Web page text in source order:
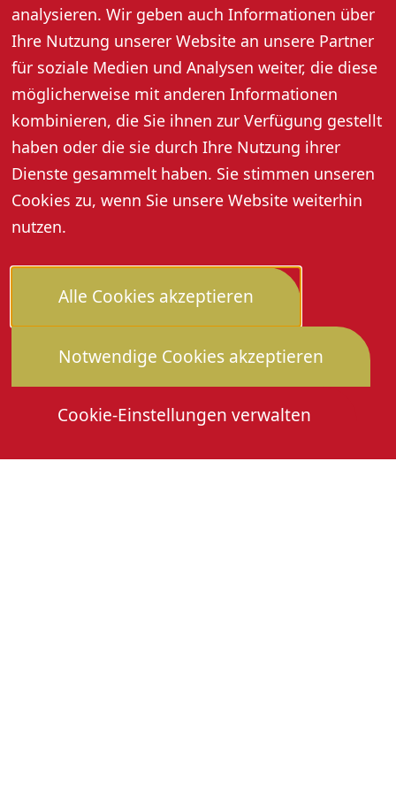
analysieren. Wir geben auch Informationen über
Ihre Nutzung unserer Website an unsere Partner
für soziale Medien und Analysen weiter, die diese
möglicherweise mit anderen Informationen
kombinieren, die Sie ihnen zur Verfügung gestellt
haben oder die sie durch Ihre Nutzung ihrer
Dienste gesammelt haben. Sie stimmen unseren
Cookies zu, wenn Sie unsere Website weiterhin
nutzen.
Alle Cookies akzeptieren
Notwendige Cookies akzeptieren
Cookie-Einstellungen verwalten
Weitere Informationen
Tickets & Preise
Tickets online kaufen
Preise:bis 16,00 € + Ermäßigung
Preise inkl. MwSt.